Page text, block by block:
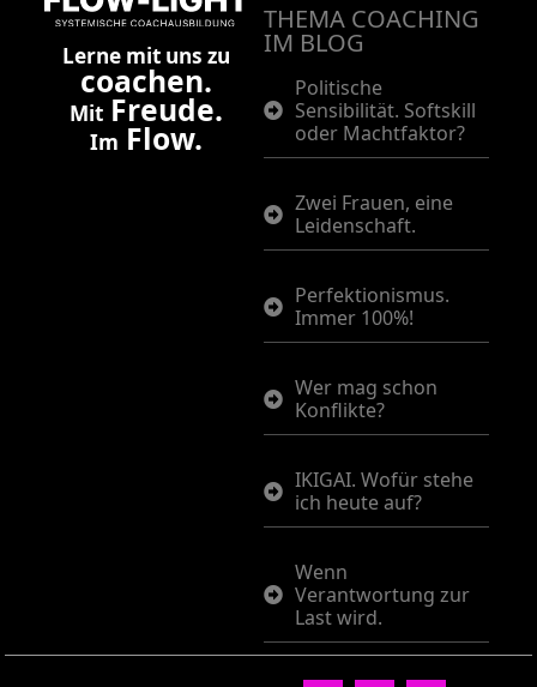
THEMA COACHING
IM BLOG
Politische
Sensibilität. Softskill
oder Machtfaktor?
Zwei Frauen, eine
Leidenschaft.
Perfektionismus.
Immer 100%!
Wer mag schon
Konflikte?
IKIGAI. Wofür stehe
ich heute auf?
Wenn
Verantwortung zur
Last wird.
Lerne mit uns zu
coachen.
Mit Freude.
Im Flow.